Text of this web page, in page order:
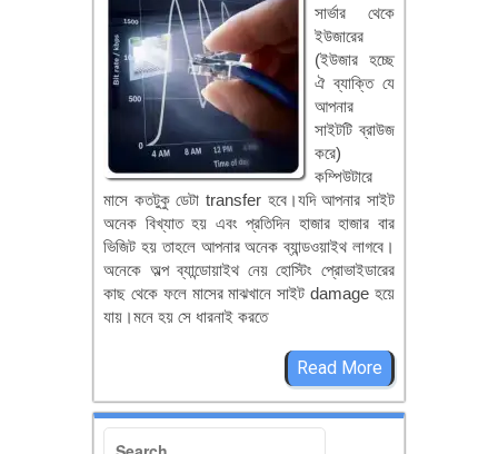
সার্ভার থেকে
ইউজারের
(ইউজার হচ্ছে
ঐ ব্যাক্তি যে
আপনার
সাইটটি ব্রাউজ
করে)
কম্পিউটারে
মাসে কতটুকু ডেটা transfer হবে।যদি আপনার সাইট
অনেক বিখ্যাত হয় এবং প্রতিদিন হাজার হাজার বার
ভিজিট হয় তাহলে আপনার অনেক ব্যান্ডওয়াইথ লাগবে।
অনেকে অল্প ব্যান্ডোয়াইথ নেয় হোস্টিং প্রোভাইডারের
কাছ থেকে ফলে মাসের মাঝখানে সাইট damage হয়ে
যায়।মনে হয় সে ধারনাই করতে
Read More